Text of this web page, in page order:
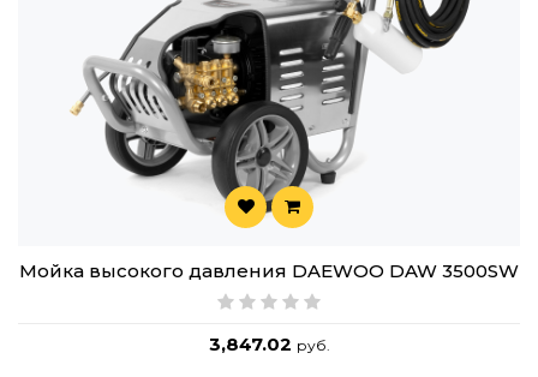
Мойка высокого давления DAEWOO DAW 3500SW
3,847.02 руб.